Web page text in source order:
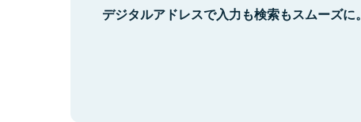
デジタルアドレスで入力も検索もスムーズに。